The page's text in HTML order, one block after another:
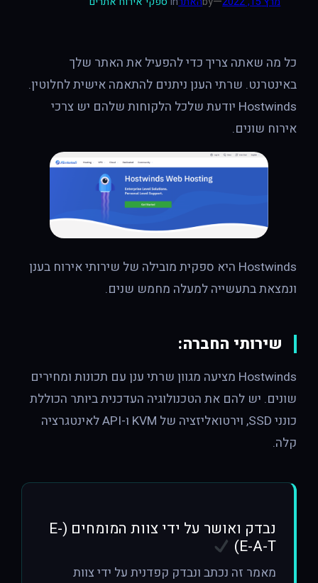
כל מה שאתה צריך כדי להפעיל את האתר שלך
באינטרנט. שרתי הענן ניתנים להתאמה אישית לחלוטין.
Hostwinds יודעת שלכל הלקוחות שלהם יש צרכי
אירוח שונים.
Hostwinds היא ספקית מובילה של שירותי אירוח בענן
ונמצאת בתעשייה למעלה מחמש שנים.
שירותי החברה:
Hostwinds מציעה מגוון שרתי ענן עם תכונות ומחירים
שונים. יש להם את הטכנולוגיה העדכנית ביותר הכוללת
כונני SSD, וירטואליזציה של KVM ו-API לאינטגרציה
קלה.
נבדק ואושר על ידי צוות המומחים (E-
E-A-T)
מאמר זה נכתב ונבדק קפדנית על ידי צוות